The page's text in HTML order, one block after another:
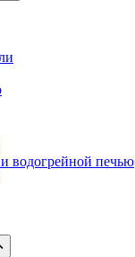
водогрейной печью